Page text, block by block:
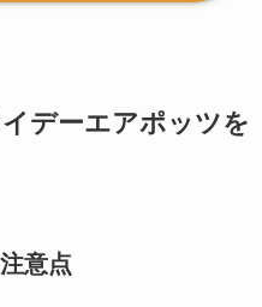
デーエアポッツを
意点